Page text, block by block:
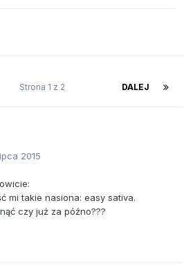
DALEJ
Strona 1 z 2
2015
mi takie nasiona: easy sativa.
czy już za późno???